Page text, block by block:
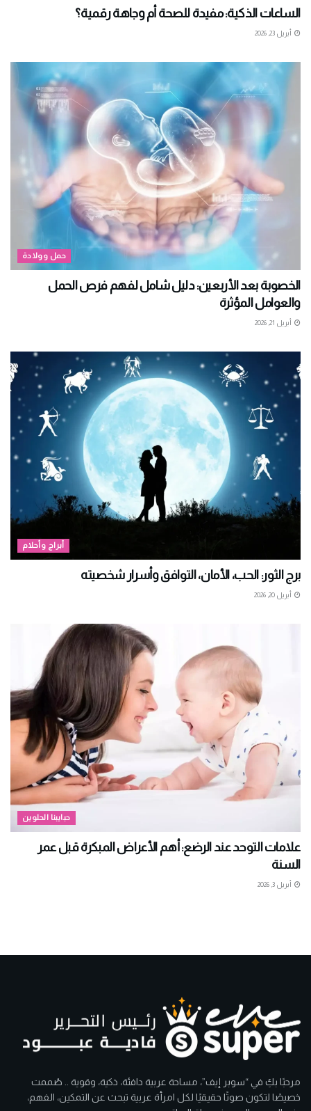
الساعات الذكية: مفيدة للصحة أم وجاهة رقمية؟
أبريل 23, 2026
حمل وولادة
الخصوبة بعد الأربعين: دليل شامل لفهم فرص الحمل
والعوامل المؤثرة
أبريل 21, 2026
أبراج وأحلام
برج الثور: الحب، الأمان، التوافق وأسرار شخصيته
أبريل 20, 2026
حبايبنا الحلوين
علامات التوحد عند الرضع: أهم الأعراض المبكرة قبل عمر
السنة
أبريل 3, 2026
مرحبًا بكِ في “سوبر إيف”، مساحة عربية دافئة، ذكية، وقوية .. صُممت
خصيصًا لتكون صوتًا حقيقيًا لكل امرأة عربية تبحث عن التمكين، الفهم،